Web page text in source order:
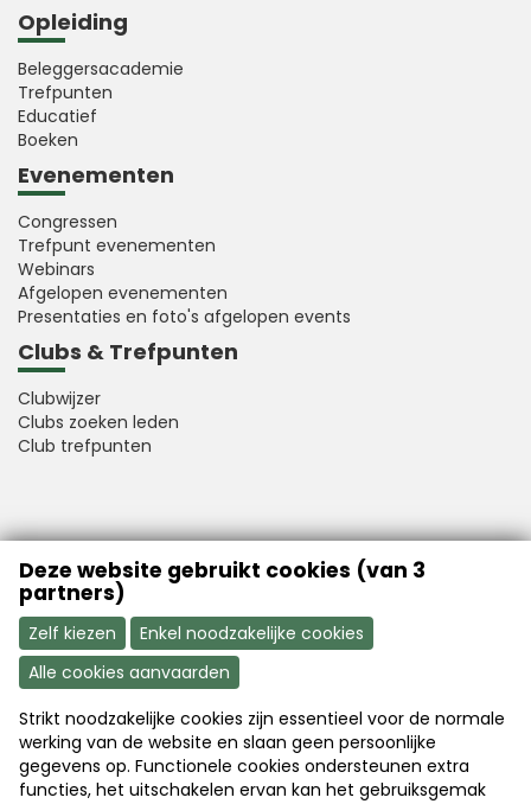
Opleiding
Beleggersacademie
Trefpunten
Educatief
Boeken
Evenementen
Congressen
Trefpunt evenementen
Webinars
Afgelopen evenementen
Presentaties en foto's afgelopen events
Clubs & Trefpunten
Clubwijzer
Clubs zoeken leden
Club trefpunten
VFB is a member of Better Finance
Aanmelden Word nu lid
Deze website gebruikt cookies (van 3
partners)
Zelf kiezen
Enkel noodzakelijke cookies
Alle cookies aanvaarden
Strikt noodzakelijke cookies zijn essentieel voor de normale
werking van de website en slaan geen persoonlijke
gegevens op. Functionele cookies ondersteunen extra
functies, het uitschakelen ervan kan het gebruiksgemak